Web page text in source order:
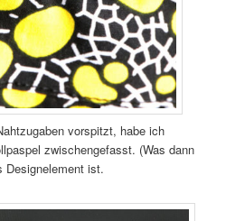
vorspitzt, habe ich
zwischengefasst. (Was dann
Designelement ist.